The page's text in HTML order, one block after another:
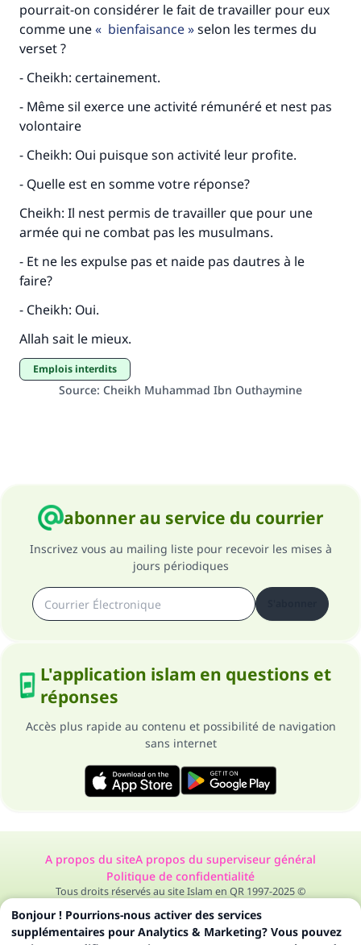
pourrait-on considérer le fait de travailler pour eux
comme une
bienfaisance
selon les termes du
verset ?
- Cheikh: certainement.
- Même sil exerce une activité rémunéré et nest pas
volontaire
- Cheikh: Oui puisque son activité leur profite.
- Quelle est en somme votre réponse?
Cheikh: Il nest permis de travailler que pour une
armée qui ne combat pas les musulmans.
- Et ne les expulse pas et naide pas dautres à le
faire?
- Cheikh: Oui.
Allah sait le mieux.
Emplois interdits
Source: Cheikh Muhammad Ibn Outhaymine
abonner au service du courrier
Inscrivez vous au mailing liste pour recevoir les mises à
jours périodiques
L'application islam en questions et
réponses
Accès plus rapide au contenu et possibilité de navigation
sans internet
A propos du siteA propos du superviseur général
Politique de confidentialité
Tous droits réservés au site Islam en QR 1997-2025 ©
Soutenez IslamQA
Bonjour ! Pourrions-nous activer des services
supplémentaires pour Analytics & Marketing? Vous pouvez